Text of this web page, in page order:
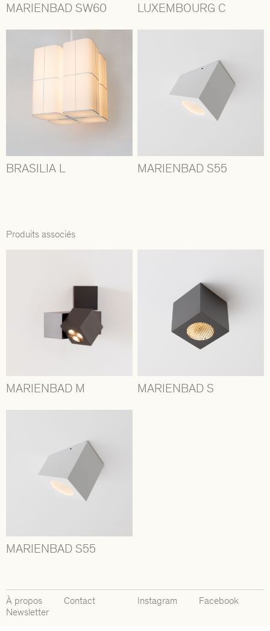
MARIENBAD SW60 LUXEMBOURG C
BRASILIA L MARIENBAD S55
Produits associés
MARIENBAD M MARIENBAD S
MARIENBAD S55
À propos
Contact
Newsletter
Instagram Facebook